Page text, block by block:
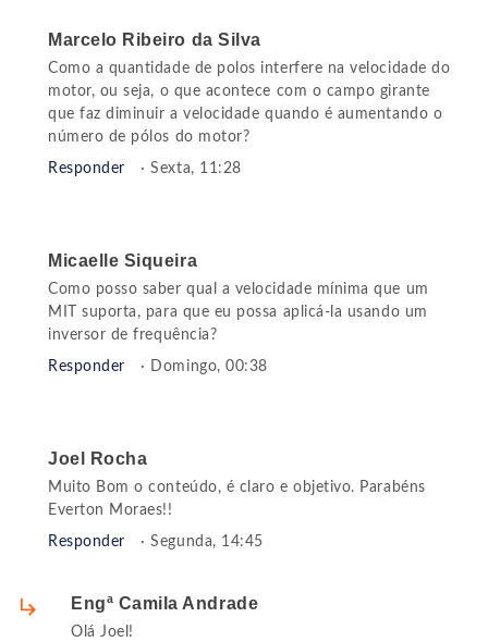
Marcelo Ribeiro da Silva
Como a quantidade de polos interfere na velocidade do
motor, ou seja, o que acontece com o campo girante
que faz diminuir a velocidade quando é aumentando o
número de pólos do motor?
Responder · Sexta, 11:28
Micaelle Siqueira
Como posso saber qual a velocidade mínima que um
MIT suporta, para que eu possa aplicá-la usando um
inversor de frequência?
Responder · Domingo, 00:38
Joel Rocha
Muito Bom o conteúdo, é claro e objetivo. Parabéns
Everton Moraes!!
Responder · Segunda, 14:45
Engª Camila Andrade
Olá Joel!